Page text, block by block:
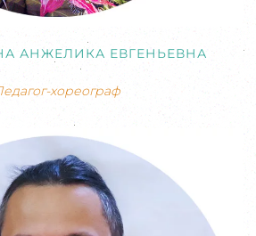
АНЖЕЛИКА ЕВГЕНЬЕВНА
хореограф